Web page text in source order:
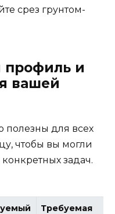
срез грунтом-
профиль и
вашей
полезны для всех
чтобы вы могли
конкретных задач.
Требуемая